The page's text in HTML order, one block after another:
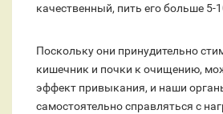
качественный, пить его больше 5-
Поскольку они принудительно
кишечник и почки к очищению,
эффект привыкания, и наши
самостоятельно справляться с